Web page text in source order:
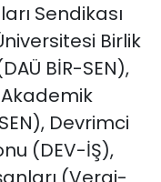
Sendikası
Birlik
BİR-SEN),
Devrimci
(DEV-İŞ),